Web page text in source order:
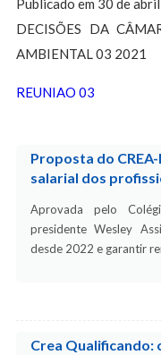
Publicado em 30 de
DECISÕES DA
AMBIENTAL 03 2021
REUNIAO 03
Proposta do
salarial dos
Aprovada pelo
presidente Wesley
desde 2022 e garantir
Crea